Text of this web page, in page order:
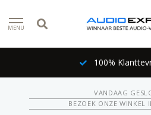
MENU
100%
VANDAAG
BEZOEK ONZE WINKEL